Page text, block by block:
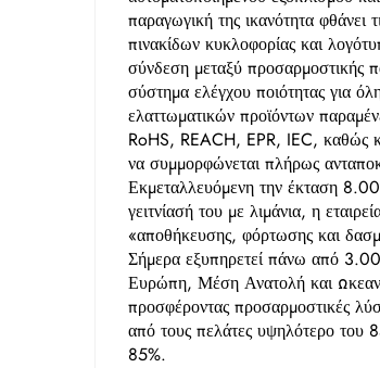
παραγωγική της ικανότητα φθάνει
πινακίδων κυκλοφορίας και
σύνδεση μεταξύ προσαρμοστικής
σύστημα ελέγχου ποιότητας για
ελαττωματικών προϊόντων
RoHS, REACH, EPR, IEC, καθώς
να συμμορφώνεται πλήρως
Εκμεταλλευόμενη την έκταση
γειτνίασή του με λιμάνια, η
«αποθήκευσης, φόρτωσης και
Σήμερα εξυπηρετεί πάνω από
Ευρώπη, Μέση Ανατολή και
προσφέροντας προσαρμοστικές
από τους πελάτες υψηλότερο του
85%.